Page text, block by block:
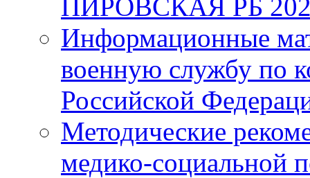
ПИРОВСКАЯ РБ
Информационные
военную службу по
Российской
Методические
медико-социальной